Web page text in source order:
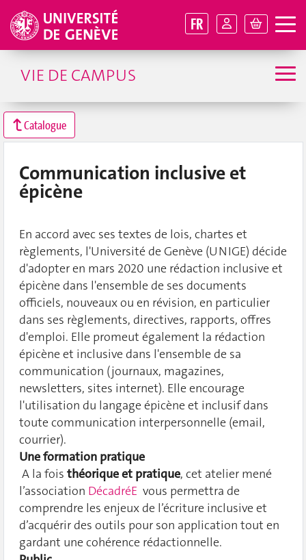
FR
VIE DE CAMPUS
Catalogue
Communication inclusive et
épicène
En accord avec ses textes de lois, chartes et
règlements, l'Université de Genève (UNIGE) décide
d'adopter en mars 2020 une rédaction inclusive et
épicène dans l'ensemble de ses documents
officiels, nouveaux ou en révision, en particulier
dans ses règlements, directives, rapports, offres
d'emploi. Elle promeut également la rédaction
épicène et inclusive dans l'ensemble de sa
communication (journaux, magazines,
newsletters, sites internet). Elle encourage
l'utilisation du langage épicène et inclusif dans
toute communication interpersonnelle (email,
courrier).
Une formation pratique
A la fois théorique et pratique, cet atelier mené
l’association DécadréE vous permettra de
comprendre les enjeux de l’écriture inclusive et
d’acquérir des outils pour son application tout en
gardant une cohérence rédactionnelle.